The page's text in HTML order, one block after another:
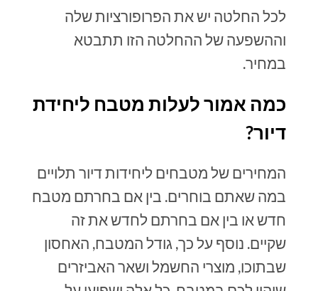
לכל החלטה יש את הפרופורציות שלה
וההשפעה של ההחלטה הזו תתבטא
במחיר.
כמה אמור לעלות מטבח ליחידת
דיור?
המחירים של מטבחים ליחידות דיור תלויים
במה שאתם בוחרים. בין אם בחרתם מטבח
חדש או בין אם בחרתם לחדש את זה
שקיים. נוסף על כך, גודל המטבח, האחסון
שבתוכו, מוצרי החשמל ושאר האביזרים